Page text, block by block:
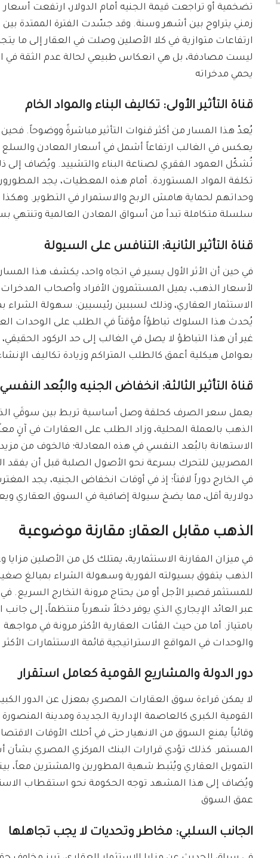
تضخمية أو تراجعت قيمة الجنيه أمام الدولار، ارتفعت
ليست مصادفة، بل هي انعكاس طبيعي لحالة عدم الثقة في
يحمي مدخراته
قناة التأثير الأولى: تكاليف البناء والمواد الخام
يُعدّ هذا المسار من أكثر قنوات التأثير مباشرةً ووضوحاً.
يعكس في الغالب ارتفاعاً أشمل في أسعار المعادن والسلع
تُشكّل العمود الفقري لصناعة البناء والتشييد. ويُضاف إلى
تكلفة المواد المستوردة. أمام هذه المعطيات، يجد
وحداتهم لحماية هامش الربح والاستمرار في التطوير. وهكذا
سلسلة متكاملة تبدأ من أسواق المعادن العالمية وتنتهي
قناة التأثير الثانية: التنافس على السيولة
في حين أن الأثر الأول يسير في اتجاه واحد، يكشف هذا
لأسعار الذهب، يميل المستثمرون الأفراد وأصحاب
الاستثمار العقاري، وذلك لسببين رئيسيين: سهولة الشراء
يُحدث هذا السلوك تباطؤاً مؤقتاً في الطلب على الوحدات
غير أن هذا التباطؤ لا يصل في الغالب إلى حد الركود
بعوامل هيكلية أعمق كالطلب المتراكم وزيادة تكاليف
قناة التأثير الثالثة: انخفاض الجنيه والبُعد النفسي
يعمل سعر الصرف كحلقة وصل أساسية تربط بين سوقَي
الذهب بالعملة المحلية، وزاد الطلب على العقارات في آنٍ
الاستهانة بالبُعد النفسي في هذه المعادلة؛ فالخوف من
المصريين للتحرك بسرعة نحو الأصول الصلبة قبل أن يفقد
في الخارج دوراً لافتاً؛ إذ في أوقات انخفاض الجنيه، يجد
دولارية أقل، مما يضخ سيولة إضافية في السوق العقاري
الذهب مقابل العقار: مقارنة موضوعية
في ميزان المقارنة الاستثمارية، يمتلك كل من الأصلين
الذهب يتفوق بسيولته الفورية وسهولة الشراء بمبالغ
للمستثمر قصير الأجل أو من يحتاج مرونة التخارج السريع.
عبر العائد الإيجاري الذي يوفر دخلاً شهرياً منتظماً، إلى
بامتياز. أما من حيث الفئات العقارية الأكثر مرونة في
والوحدات في المواقع الاستراتيجية قائمة الاستثمارات
دور الدولة والمشاريع القومية كعامل استقرار
لا يمكن قراءة سوق العقارات المصري بمعزل عن الدور
القومية الكبرى كالعاصمة الإدارية الجديدة ومدينة
وقائياً يمنع السوق من الانهيار حتى في أحلك الأوقات
المستمر. كذلك تؤدي قرارات البنك المركزي المصري بشأن
التمويل العقاري ويُثبط شهية المطورين والمشترين معاً،
ويُضاف إلى هذا المشهد توجه الحكومة نحو استقطاب
عمق السوق
الجانب السلبي: مخاطر وتحديات لا يجب تجاهلها